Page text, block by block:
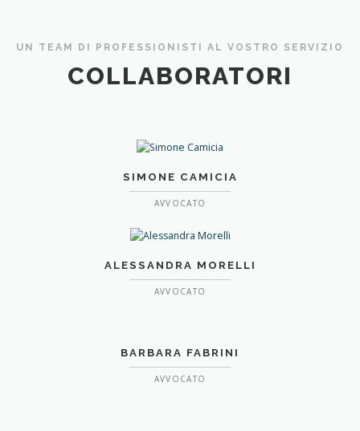
UN TEAM DI PROFESSIONISTI AL VOSTRO SERVIZIO
COLLABORATORI
SIMONE CAMICIA
AVVOCATO
ALESSANDRA MORELLI
AVVOCATO
BARBARA FABRINI
AVVOCATO